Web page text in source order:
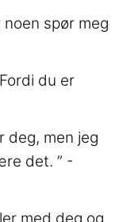
spør meg
du er
deg, men jeg
det. ” -